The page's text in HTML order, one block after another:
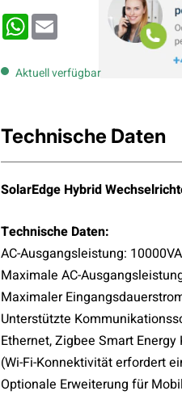
WhatsApp
Aktuell verfügbar
Technische Daten
SolarEdge Hybrid
Technische Daten:
AC-Ausgangsleistung: 10000VA
Maximale AC-
Maximaler
Unterstützte
Ethernet, Zigbee Smart
(Wi-Fi-Konnektivität erfordert
Optionale Erweiterung für